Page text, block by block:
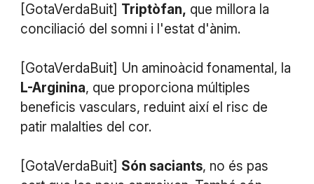
[GotaVerdaBuit] Triptòfan, que millora la
conciliació del somni i l'estat d'ànim.
[GotaVerdaBuit] Un aminoàcid fonamental, la
L-Arginina, que proporciona múltiples
beneficis vasculars, reduint així el risc de
patir malalties del cor.
[GotaVerdaBuit] Són saciants, no és pas